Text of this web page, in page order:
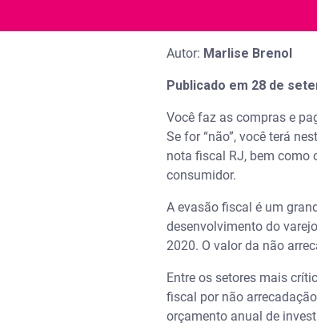
Autor: Marlise Brenol
Publicado em 28 de
Você faz as compras e
Se for “não”, você terá
nota fiscal RJ, bem como
consumidor.
A evasão fiscal é um
desenvolvimento do
2020. O valor da não
Entre os setores mais
fiscal por não
orçamento anual de